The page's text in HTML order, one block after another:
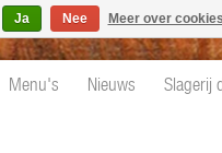
Menu's Nieuws Slagerij
Ja Nee Meer over